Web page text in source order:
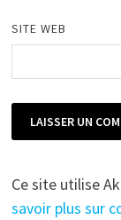
SITE WEB
Ce site utilise
savoir plus sur